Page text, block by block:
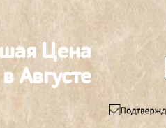
Цена
в Августе